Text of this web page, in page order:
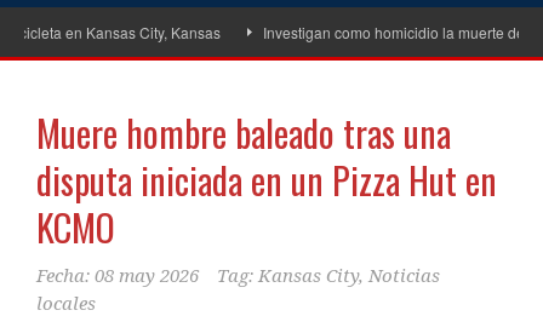
en Kansas City, Kansas Investigan como homicidio la muerte de un
Muere hombre baleado tras una
disputa iniciada en un Pizza Hut en
KCMO
Fecha: 08 may 2026 Tag: Kansas City, Noticias
locales